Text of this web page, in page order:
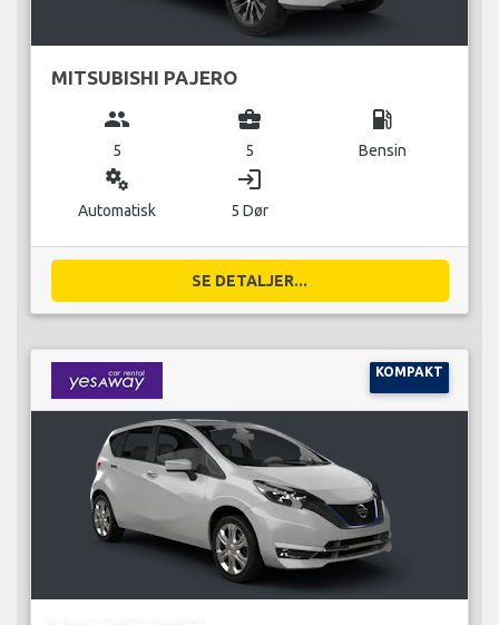
MITSUBISHI PAJERO
group
5
business_center
5
local_gas_station
Bensin
miscellaneous_services
Automatisk
login
5 Dør
SE DETALJER...
KOMPAKT